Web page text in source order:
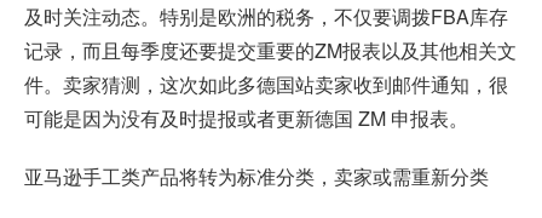
及时关注动态。特别是欧洲的税务，不仅要调拨FBA库存
记录，而且每季度还要提交重要的ZM报表以及其他相关文
件。卖家猜测，这次如此多德国站卖家收到邮件通知，很
可能是因为没有及时提报或者更新德国 ZM 申报表。
亚马逊手工类产品将转为标准分类，卖家或需重新分类